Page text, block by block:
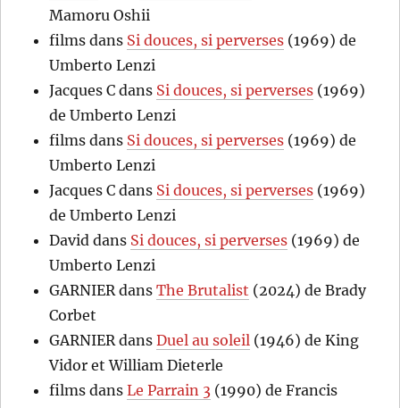
Mamoru Oshii
films dans Si douces, si perverses (1969) de
Umberto Lenzi
Jacques C dans Si douces, si perverses (1969)
de Umberto Lenzi
films dans Si douces, si perverses (1969) de
Umberto Lenzi
Jacques C dans Si douces, si perverses (1969)
de Umberto Lenzi
David dans Si douces, si perverses (1969) de
Umberto Lenzi
GARNIER dansThe Brutalist (2024) de Brady
Corbet
GARNIER dansDuel au soleil (1946) de King
Vidor et William Dieterle
films dansLe Parrain 3 (1990) de Francis